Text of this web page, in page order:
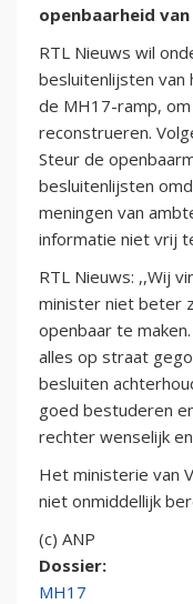
openbaarheid
RTL Nieuws wil
besluitenlijsten van
de MH17-ramp, om
reconstrueren.
Steur de
besluitenlijsten
meningen van
informatie niet vrij
RTL Nieuws: ,,Wij
minister niet beter
openbaar te
alles op straat
besluiten
goed bestuderen
rechter wenselijk
Het ministerie van
niet onmiddellijk
(c) ANP
Dossier:
MH17